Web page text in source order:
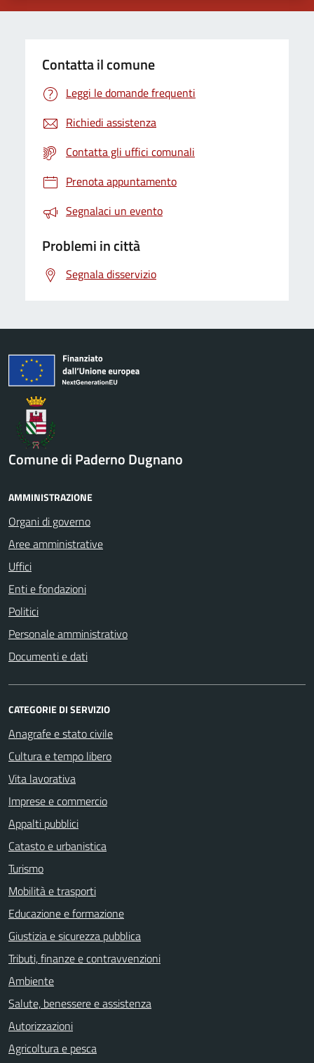
Contatta il comune
Leggi le domande frequenti
Richiedi assistenza
Contatta gli uffici comunali
Prenota appuntamento
Segnalaci un evento
Problemi in città
Segnala disservizio
Comune di Paderno Dugnano
AMMINISTRAZIONE
Organi di governo
Aree amministrative
Uffici
Enti e fondazioni
Politici
Personale amministrativo
Documenti e dati
CATEGORIE DI SERVIZIO
Anagrafe e stato civile
Cultura e tempo libero
Vita lavorativa
Imprese e commercio
Appalti pubblici
Catasto e urbanistica
Turismo
Mobilità e trasporti
Educazione e formazione
Giustizia e sicurezza pubblica
Tributi, finanze e contravvenzioni
Ambiente
Salute, benessere e assistenza
Autorizzazioni
Agricoltura e pesca